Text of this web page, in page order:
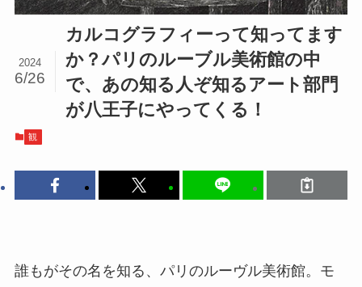
カルコグラフィーって知ってます
か？パリのルーブル美術館の中
で、あの知る人ぞ知るアート部門
が八王子にやってくる！
2024
6/26
観
誰もがその名を知る、パリのルーヴル美術館。モ